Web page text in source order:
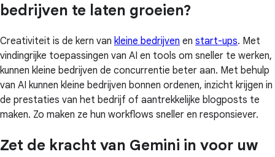
bedrijven te laten groeien?
Creativiteit is de kern van kleine bedrijven en start-ups. Met
vindingrijke toepassingen van AI en tools om sneller te werken,
kunnen kleine bedrijven de concurrentie beter aan. Met behulp
van AI kunnen kleine bedrijven bonnen ordenen, inzicht krijgen in
de prestaties van het bedrijf of aantrekkelijke blogposts te
maken. Zo maken ze hun workflows sneller en responsiever.
Zet de kracht van Gemini in voor uw